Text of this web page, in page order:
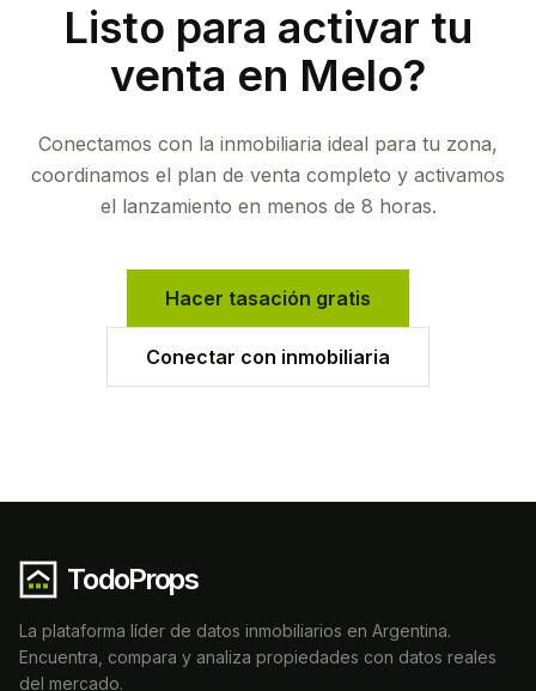
Listo para activar tu
venta en Melo?
Conectamos con la inmobiliaria ideal para tu zona,
coordinamos el plan de venta completo y activamos
el lanzamiento en menos de 8 horas.
Hacer tasación gratis
Conectar con inmobiliaria
TodoProps
La plataforma líder de datos inmobiliarios en Argentina.
Encuentra, compara y analiza propiedades con datos reales
del mercado.